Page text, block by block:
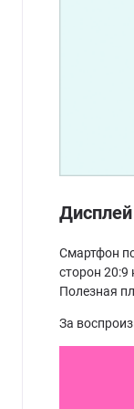
Смартфон
сторон 20:9
Полезная
За